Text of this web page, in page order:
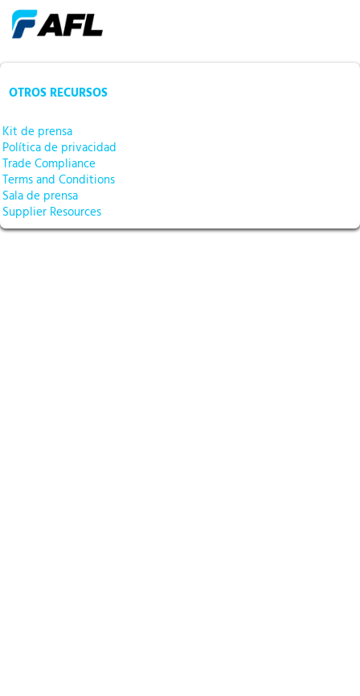
OTROS RECURSOS
Kit de prensa
Política de privacidad
Trade Compliance
Terms and Conditions
Sala de prensa
Supplier Resources